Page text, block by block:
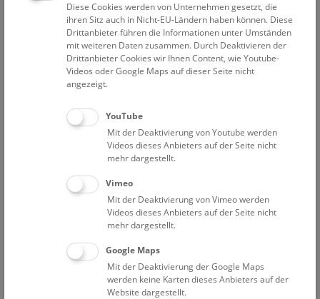
Öffnungszeiten während der Feiertage:
Sonderöffnungszeiten:
Sa, 24. Dezember 2022: 09:00 - 15:00 Uhr geöffnet
So, 25. Dezember 2022: geschlossen
So, 01. Jänner 2023: geschlossen
Di, 03. Jänner 2023: 09:00 - 18:00 Uhr geöffnet
Achtung: ab 02. Jänner 2023 neue Öffnungszeiten:
Donnerstag bis Montag 09:00 - 18:00 Uhr
Mittwoch 09:00 - 20:00 Uhr
Dienstag geschlossen
Die letzte Adventwoche genießen:
Diese Cookies werden von Unternehmen gesetzt, die
ihren Sitz auch in Nicht-EU-Ländern haben können. Diese
Drittanbieter führen die Informationen unter Umständen
mit weiteren Daten zusammen. Durch Deaktivieren der
Drittanbieter Cookies wir Ihnen Content, wie Youtube-
Videos oder Google Maps auf dieser Seite nicht
angezeigt.
YouTube
Mit der Deaktivierung von Youtube werden
Videos dieses Anbieters auf der Seite nicht
mehr dargestellt.
Vimeo
Mit der Deaktivierung von Vimeo werden
Videos dieses Anbieters auf der Seite nicht
mehr dargestellt.
Google Maps
Mit der Deaktivierung der Google Maps
werden keine Karten dieses Anbieters auf der
Website dargestellt.